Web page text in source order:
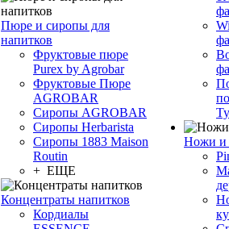
Пюре и сиропы для
напитков
Фруктовые пюре
Purex by Agrobar
Фруктовые Пюре
AGROBAR
Сиропы AGROBAR
Сиропы Herbarista
Сиропы 1883 Maison
Routin
+ ЕЩЕ
Концентраты напитков
Кордиалы
Ножи и